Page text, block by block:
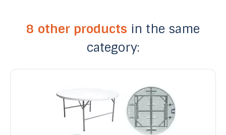
8 other products in the same
category: